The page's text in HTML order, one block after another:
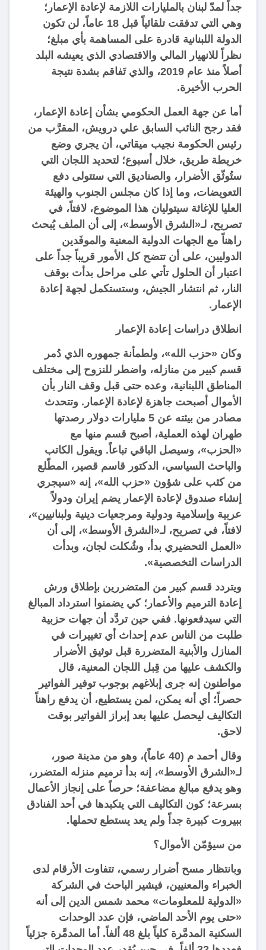
جداً لمدّ لبنان بالمليارات اللازمة لإعادة الإعمار؛
وهي التي تدفقت تلقائياً قبل 18 عاماً، لن تكون
الدولة اللبنانية قادرة على المساهمة بأي مبلغ؛
نظراً للانهيار المالي والاقتصادي الذي يعيشه البلد
أصلاً منذ عام 2019، والذي تَفاقم بشدة نتيجة
الحرب الأخيرة.
أما عن جهة العمل الحكومي بشأن إعادة الإعمار،
فقد رجح النائب السابق علي درويش، المقرَّب من
رئيس الحكومة نجيب ميقاتي، أن يجري وضع
خريطة طريق، خلال أسبوع؛ لتحديد اللجان التي
ستُوثّق الأضرار، والصناديق التي ستتولى دفع
التعويضات، وما إذا كان مجلس الجنوب والهيئة
العليا للإغاثة سيتوليان هذا الموضوع، لافتاً، في
تصريح، لـ«الشرق الأوسط»، إلى أن الملف يُبحث
راهناً مع الجهات الدولية المعنية والموفَدين
الدوليين، على أن تتضح كل الأمور قريباً جداً على
اعتبار أن الحلول تأتي على مراحل بدأت بوقف
النار، ثم انتشار الجيش، وستستكمل لجهة إعادة
الإعمار.
انطلاق دراسات إعادة الإعمار
وكان «حزب الله»، ولطمأنة جمهوره الذي دُمر
قسم كبير من منازله، واضطر للنزوح إلى مختلف
المناطق اللبنانية، وعده حتى قبل وقف النار بأن
الأموال أصبحت جاهزة لإعادة الإعمار. وتتحدث
مصادر من بيئته عن 5 مليارات دولار رصدتها
طهران لهذه العملية، أصبح قسم منها مع
«الحزب»، وسيصل الباقي تباعاً. ويقول الكاتب
والباحث السياسي، الدكتور قاسم قصير، المطّلع
من كثب على شؤون «حزب الله»، إنه «سيجري
إنشاء صندوق لإعادة الإعمار يضم إيران ودولاً
عربية وإسلامية ودولية ومرجعيات دينية ولبنانيين»،
لافتاً، في تصريح، لـ«الشرق الأوسط»، إلى أن
«العمل التحضيري بدأ، وشُكلت لجان، وبدأت
الدراسات التخصصية».
ويتردد قسم كبير من المتضررين بإطلاق ورش
إعادة الترميم والأعمار؛ كي يضمنوا استرداد المبالغ
التي سيدفعونها. ففي حين تردَّد أن جهات حزبية
طلبت من الناس عدم إحداث أي تغييرات في
المنازل والأبنية المتضررة قبل توثيق الأضرار
والكشف عليها من قِبل اللجان المعنية، قال
مواطنون إنه جرى إبلاغهم بوجوب توفير الفواتير
حصراً؛ أي أنه يمكن، لمن يستطيع، أن يدفع راهناً
التكاليف ليحصل عليها بعد إبراز الفواتير بوقت
لاحق.
وقال أحمد م (40 عاماً)، وهو من مدينة صور،
لـ«الشرق الأوسط»، إنه بدأ ترميم منزله المتضرر،
وهو يدفع مبالغ مضاعفة؛ حرصاً على إنجاز الأعمال
بسرعة؛ كون التكاليف التي يتكبدها في أحد الفنادق
ببيروت كبيرة جداً ولم يعد يستطع تحملها.
من سيؤمّن الأموال؟
وبانتظار مسح أضرار رسمي، تتفاوت الأرقام لدى
الخبراء والمعنيين، فيشير الباحث في الشركة
«الدولية للمعلومات» محمد شمس الدين إلى أنه
«حتى يوم الأحد الماضي، فإن عدد الوحدات
السكنية المدمَّرة كلياً بلغ 48 ألفاً. أما المدمَّرة جزئياً